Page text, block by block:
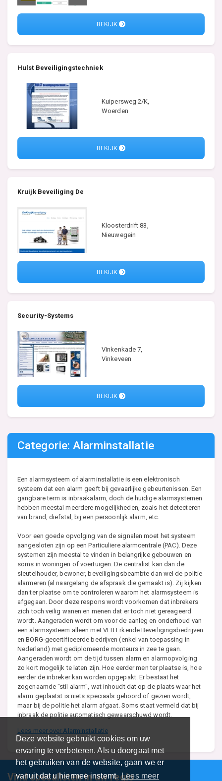
Deze website gebruikt cookies om uw
ervaring te verbeteren. Als u doorgaat met
het gebruiken van de website, gaan we er
vanuit dat u hiermee instemt. Lees meer
BEKIJK
Hulst Beveiligingstechniek
Kuipersweg 2/K,
Woerden
BEKIJK
Kruijk Beveiliging De
Kloosterdrift 83,
Nieuwegein
BEKIJK
Security-Systems
Vinkenkade 7,
Vinkeveen
BEKIJK
Categorie: Alarminstallatie
Een alarmsysteem of alarminstallatie is een elektronisch
systeem dat een alarm geeft bij gevaarlijke gebeurtenissen. Een
gangbare term is inbraakalarm, doch de huidige alarmsystemen
hebben meestal meerdere mogelijkheden, zoals het detecteren
van brand, diefstal, bij een persoonlijk alarm, etc.
Voor een goede opvolging van de signalen moet het systeem
aangesloten zijn op een Particuliere alarmcentrale (PAC). Deze
systemen zijn meestal te vinden in belangrijke gebouwen en
soms in woningen of voertuigen. De centralist kan dan de
sleutelhouder, bewoner, beveiligingsbeambte dan wel de politie
alarmeren (al naargelang de afspraak die gemaakt is). Zij kijken
dan ter plaatse om te controleren waarom het alarmsysteem is
afgegaan. Door deze respons wordt voorkomen dat inbrekers
zich toch veilig wanen en menen dat er toch niet gereageerd
wordt. Aangeraden wordt om voor de aanleg en onderhoud van
een alarmsysteem alleen met VEB Erkende Beveiligingsbedrijven
en BORG-gecertificeerde bedrijven (enkel van toepassing in
Nederland) met gediplomeerde monteurs in zee te gaan.
Aangeraden wordt om de tijd tussen alarm en alarmopvolging
zo kort mogelijk te laten zijn. Hoe eerder men ter plaatse is, hoe
eerder de inbreker kan worden opgepakt. Er bestaat het
zogenaamde "stil alarm", wat inhoudt dat op de plaats waar het
alarm geplaatst is niets speciaals gehoord of gezien wordt,
maar bij de politie het alarm afgaat. Soms staat vermeld dat bij
inbraak de politie automatisch gewaarschuwd wordt.
Lees meer over Alarminstallatie
Vind specalisten in uw regio